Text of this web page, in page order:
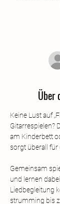
Über
Keine Lust auf
Gitarrespielen?
am Kinderbett
sorgt überall für
Gemeinsam
und lernen
Liedbegleitung
strumming bis